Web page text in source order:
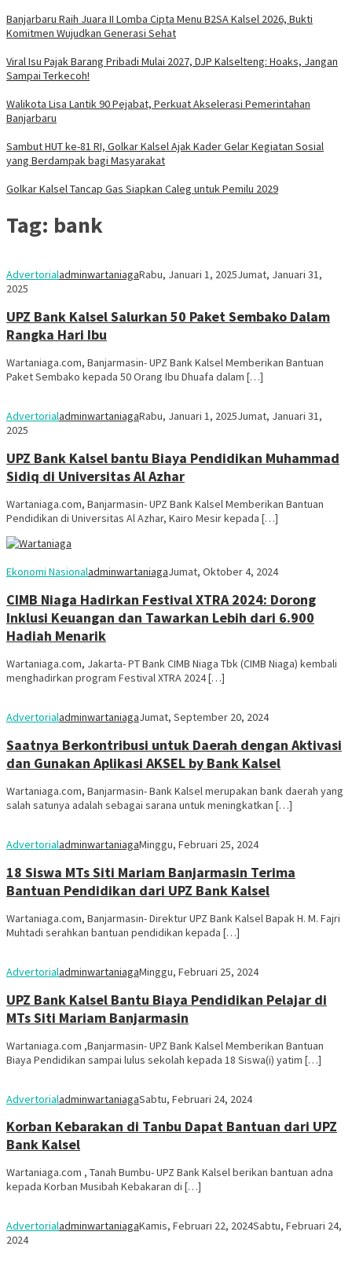
Banjarbaru Raih Juara II Lomba Cipta Menu B2SA Kalsel 2026, Bukti
Komitmen Wujudkan Generasi Sehat
Viral Isu Pajak Barang Pribadi Mulai 2027, DJP Kalselteng: Hoaks, Jangan
Sampai Terkecoh!
Walikota Lisa Lantik 90 Pejabat, Perkuat Akselerasi Pemerintahan
Banjarbaru
Sambut HUT ke-81 RI, Golkar Kalsel Ajak Kader Gelar Kegiatan Sosial
yang Berdampak bagi Masyarakat
Golkar Kalsel Tancap Gas Siapkan Caleg untuk Pemilu 2029
Tag: bank
AdvertorialadminwartaniagaRabu, Januari 1, 2025Jumat, Januari 31,
2025
UPZ Bank Kalsel Salurkan 50 Paket Sembako Dalam
Rangka Hari Ibu
Wartaniaga.com, Banjarmasin- UPZ Bank Kalsel Memberikan Bantuan
Paket Sembako kepada 50 Orang Ibu Dhuafa dalam […]
AdvertorialadminwartaniagaRabu, Januari 1, 2025Jumat, Januari 31,
2025
UPZ Bank Kalsel bantu Biaya Pendidikan Muhammad
Sidiq di Universitas Al Azhar
Wartaniaga.com, Banjarmasin- UPZ Bank Kalsel Memberikan Bantuan
Pendidikan di Universitas Al Azhar, Kairo Mesir kepada […]
Ekonomi NasionaladminwartaniagaJumat, Oktober 4, 2024
CIMB Niaga Hadirkan Festival XTRA 2024: Dorong
Inklusi Keuangan dan Tawarkan Lebih dari 6.900
Hadiah Menarik
Wartaniaga.com, Jakarta- PT Bank CIMB Niaga Tbk (CIMB Niaga) kembali
menghadirkan program Festival XTRA 2024 […]
AdvertorialadminwartaniagaJumat, September 20, 2024
Saatnya Berkontribusi untuk Daerah dengan Aktivasi
dan Gunakan Aplikasi AKSEL by Bank Kalsel
Wartaniaga.com, Banjarmasin- Bank Kalsel merupakan bank daerah yang
salah satunya adalah sebagai sarana untuk meningkatkan […]
AdvertorialadminwartaniagaMinggu, Februari 25, 2024
18 Siswa MTs Siti Mariam Banjarmasin Terima
Bantuan Pendidikan dari UPZ Bank Kalsel
Wartaniaga.com, Banjarmasin- Direktur UPZ Bank Kalsel Bapak H. M. Fajri
Muhtadi serahkan bantuan pendidikan kepada […]
AdvertorialadminwartaniagaMinggu, Februari 25, 2024
UPZ Bank Kalsel Bantu Biaya Pendidikan Pelajar di
MTs Siti Mariam Banjarmasin
Wartaniaga.com ,Banjarmasin- UPZ Bank Kalsel Memberikan Bantuan
Biaya Pendidikan sampai lulus sekolah kepada 18 Siswa(i) yatim […]
AdvertorialadminwartaniagaSabtu, Februari 24, 2024
Korban Kebarakan di Tanbu Dapat Bantuan dari UPZ
Bank Kalsel
Wartaniaga.com , Tanah Bumbu- UPZ Bank Kalsel berikan bantuan adna
kepada Korban Musibah Kebakaran di […]
AdvertorialadminwartaniagaKamis, Februari 22, 2024Sabtu, Februari 24,
2024